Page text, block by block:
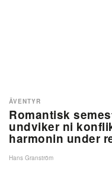
Romantisk
undviker ni
harmonin under
ÄVENTYR
Hans Granström